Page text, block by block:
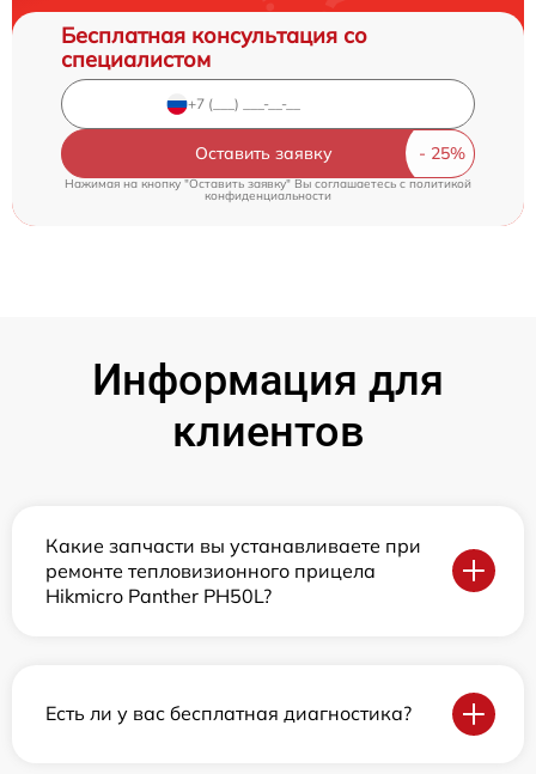
Бесплатная консультация со
специалистом
Оставить заявку
Нажимая на кнопку "Оставить заявку" Вы соглашаетесь cполитикой
конфиденциальности
Информация для
клиентов
Какие запчасти вы устанавливаете при
ремонте тепловизионного прицела
Hikmicro Panther PH50L?
Есть ли у вас бесплатная диагностика?